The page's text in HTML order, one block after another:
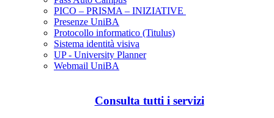
PICO – PRISMA – INIZIATIVE
Presenze UniBA
Protocollo informatico (Titulus)
Sistema identità visiva
UP - University Planner
Webmail UniBA
Consulta tutti i servizi